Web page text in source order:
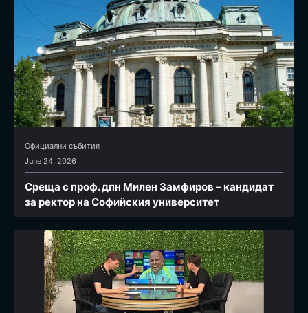
Официални събития
June 24, 2026
Среща с проф. дпн Милен Замфиров – кандидат
за ректор на Софийския университет